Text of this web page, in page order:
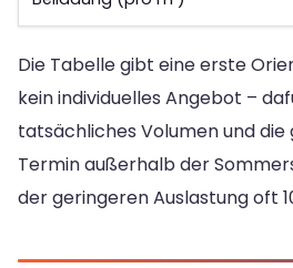
Die Tabelle gibt eine erste
kein individuelles Angebot –
tatsächliches Volumen und die
Termin außerhalb der
der geringeren Auslastung oft